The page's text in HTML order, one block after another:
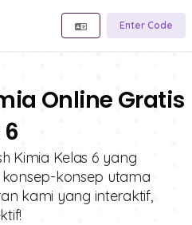
Enter Code
Online Gratis
Kimia Kelas 6 yang
konsep-konsep utama
kami yang interaktif,